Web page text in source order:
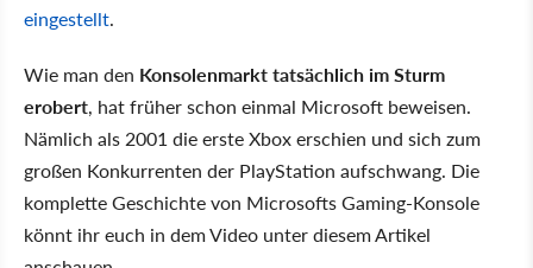
eingestellt.
Wie man den Konsolenmarkt tatsächlich im Sturm
erobert, hat früher schon einmal Microsoft beweisen.
Nämlich als 2001 die erste Xbox erschien und sich zum
großen Konkurrenten der PlayStation aufschwang. Die
komplette Geschichte von Microsofts Gaming-Konsole
könnt ihr euch in dem Video unter diesem Artikel